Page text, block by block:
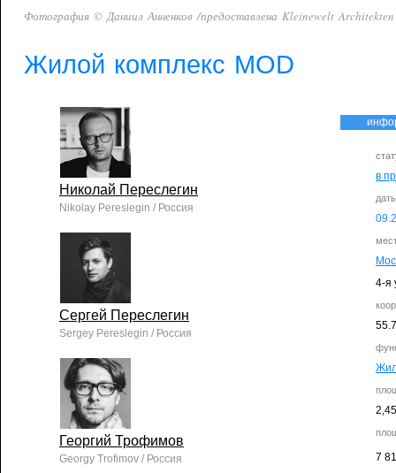
Фотография © Даниил Анненков /предоставлена Kleinewelt Architekten
Жилой комплекс MOD
в
09.
4-я
7
Николай Переслегин
Nikolay Pereslegin / Россия
Сергей Переслегин
Sergey Pereslegin / Россия
Георгий Трофимов
Georgy Trofimov / Россия